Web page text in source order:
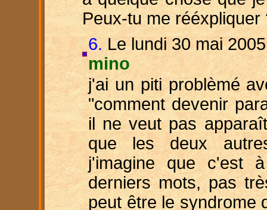
Peux-tu me rééxpliquer
6. Le lundi 30 mai
mino
j'ai un piti problèmé
"comment devenir
il ne veut pas
que les deux
j'imagine que c'est
derniers mots, pas
peut être le syndrome